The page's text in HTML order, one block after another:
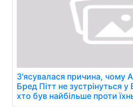
З'ясувалася причина, чому
Бред Пітт не зустрінуться у
хто був найбільше проти